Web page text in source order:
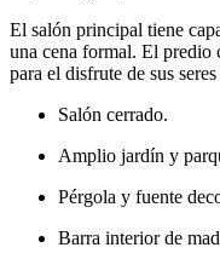
El salón principal tiene
una cena formal. El predio
para el disfrute de sus
Salón cerrado.
Amplio jardín y
Pérgola y fuente
Barra interior de